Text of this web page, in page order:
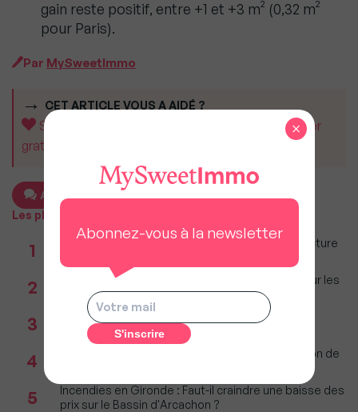
gain reste positif, entre +1 et +3 m² (0,32 m²
pour Paris).
Par MySweetImmo
CET ARTICLE VOUS A AIDÉ ?
Soutenez MySweetImmo et aidez-nous à rester
gratuit pour tous.
Ajouter un commentaire
Les plus populaires
1
Taxe foncière 2026 : Ces grandes villes où la facture
restera parmi les plus lourdes
2
Immobilier : Ce que l’AI Act change vraiment pour les
agences depuis le 2 août 2026
3
Réseau immobilier : iad franchit le cap des 600
millions d'euros de chiffre d'affaires
4
Incendies : Quels sont vos droits si votre location de
5
Incendies en Gironde : Faut-il craindre une baisse des
prix sur le Bassin d'Arcachon ?
Abonnez-vous à la newsletter
×